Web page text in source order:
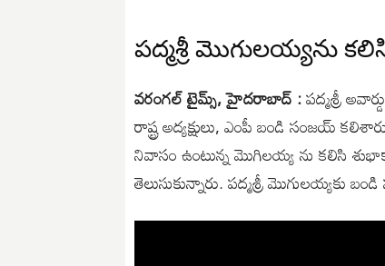
పద్మశ్రీ మొగులయ్యను
వరంగల్ టైమ్స్, హైదరాబాద్ :పద్మశ్రీ
రాష్ట్ర అద్యక్షులు, ఎంపీ బండి సంజయ్
నివాసం ఉంటున్న మొగిలయ్య ను కలిసి
తెలుసుకున్నారు. పద్మశ్రీ మొగులయ్యకు